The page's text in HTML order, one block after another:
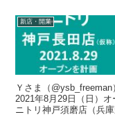
新店・開業
Ｙさま（@ysb_freeman）です。 「（仮称）ニト
2021年8月29日（日）オープン